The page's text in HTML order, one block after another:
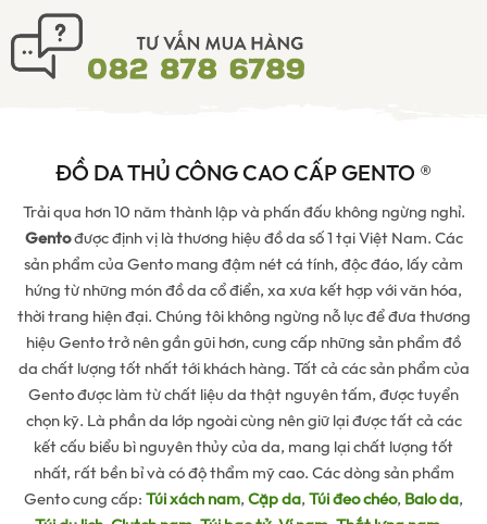
ĐỒ DA THỦ CÔNG CAO CẤP GENTO ®
Trải qua hơn 10 năm thành lập và phấn đấu không ngừng nghỉ.
Gentođược định vị là thương hiệu đồ da số 1 tại Việt Nam. Các
sản phẩm của Gento mang đậm nét cá tính, độc đáo, lấy cảm
hứng từ những món đồ da cổ điển, xa xưa kết hợp với văn hóa,
thời trang hiện đại. Chúng tôi không ngừng nỗ lực để đưa thương
hiệu Gento trở nên gần gũi hơn, cung cấp những sản phẩm đồ
da chất lượng tốt nhất tới khách hàng. Tất cả các sản phẩm của
Gento được làm từ chất liệu da thật nguyên tấm, được tuyển
chọn kỹ. Là phần da lớp ngoài cùng nên giữ lại được tất cả các
kết cấu biểu bì nguyên thủy của da, mang lại chất lượng tốt
nhất, rất bền bỉ và có độ thẩm mỹ cao. Các dòng sản phẩm
Gento cung cấp:Túi xách nam,Cặp da,Túi đeo chéo, Balo da,